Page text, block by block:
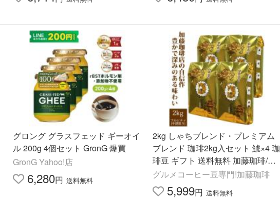
グロング グラスフェッド ギーオイ
ル 200g 4個セット GronG 爆買
GronG Yahoo!店
6,280円 送料無料
2kg しゃちブレンド・プレミアム
ブレンド 珈琲2kg入セット 鯱×4 珈
琲豆 ギフト 送料無料 加藤珈琲/珈
琲豆
グルメコーヒー豆専門!加藤珈琲
5,999円 送料無料